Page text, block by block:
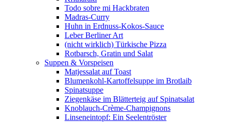
Todo sobre mi Hackbraten
Madras-Curry
Huhn in Erdnuss-Kokos-Sauce
Leber Berliner Art
(nicht wirklich) Türkische Pizza
Rotbarsch, Gratin und Salat
Suppen & Vorspeisen
Matjessalat auf Toast
Blumenkohl-Kartoffelsuppe im Brotlaib
Spinatsuppe
Ziegenkäse im Blätterteig auf Spinatsalat
Knoblauch-Crème-Champignons
Linseneintopf: Ein Seelentröster